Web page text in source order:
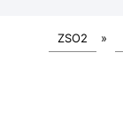
ZSO2 »